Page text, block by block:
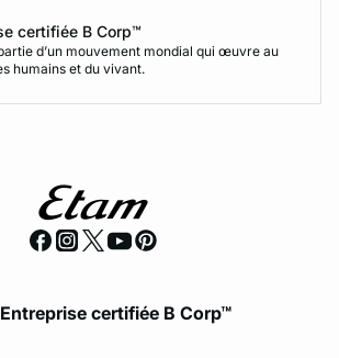
certifiée B Corp™
d’un mouvement mondial qui œuvre au
humains et du vivant.
Entreprise certifiée B Corp™